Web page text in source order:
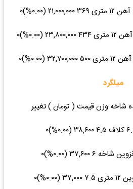
میلگرد
شاخه وزن قیمت ( تومان ) تغییر